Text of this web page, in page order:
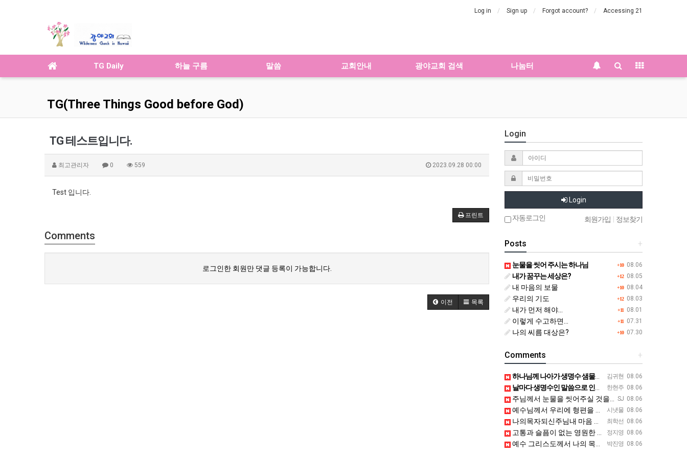
Log in Sign up Forgot account? Accessing 21
TG Daily 하늘 구름 말씀 교회안내 광야교회 검색 나눔터
TG(Three Things Good before God)
TG 테스트입니다.
최고관리자 0 559 2023.09.28 00:00
Test 입니다.
프린트
Comments
로그인한 회원만 댓글 등록이 가능합니다.
이전 목록
Login
Login
자동로그인 회원가입 정보찾기
+
Posts
+10 08.06
눈물을 씻어 주시는 하나님
+12 08.05
내가 꿈꾸는 세상은?
+10 08.04
내 마음의 보물
+12 08.03
우리의 기도
+11 08.01
내가 먼저 해야...
+11 07.31
이렇게 수고하면...
+10 07.30
나의 씨름 대상은?
+
Comments
김귀현 08.06
하나님께 나아가 생명수 샘물앞에 서길 원합니다 갈때 까지 흔들리지 않고 믿음으로 나아가게 하옵소서
한현주 08.06
날마다 생명수인 말씀으로 인도하시고, 기도할때 눈물 닦아주시는 나의 목자이신 예수님을 찬양합니다.
SJ 08.06
주님께서 눈물을 씻어주실 것을 믿는 믿음을 굳게 가지고 세상의 환난과 시험을 이겨내며 살아가게 하옵소서
시냇물 08.06
예수님께서 우리에 형편을 아시고 눈물로 기도하는 눈물을 닦으시고 위로해 주심 감사합니다.
최학선 08.06
나의목자되신주님내 마음 상쳐를어루만져주시며 주님의부드러운음성으로 딸아내기네겻에있노라 위로해 주심을 믿습니다.
정지영 08.06
고통과 슬픔이 없는 영원한 안식처를 바라보며 오늘도 믿음 안에서 승리하게 하소서
박진영 08.06
예수 그리스도께서 나의 목자되셔서 영원한나라에 소망을 두게하시니 감사합니다